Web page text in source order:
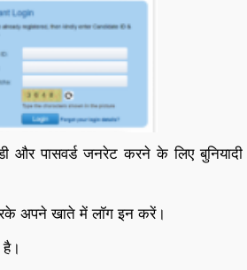
और पासवर्ड जनरेट करने के लिए बुनियादी
अपने खाते में लॉग इन करें।